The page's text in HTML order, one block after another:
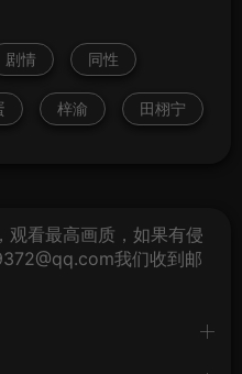
剧情 同性
梓渝 田栩宁
观看最高画质，如果有侵
我们收到邮